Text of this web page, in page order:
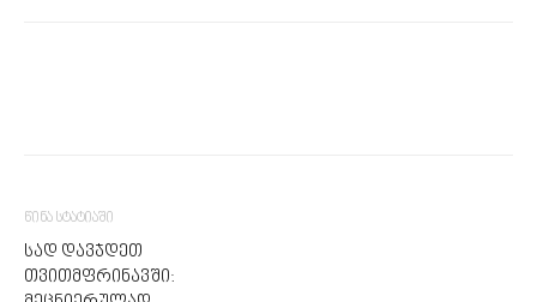
წინა სტატიაში
სად დავჯდეთ
თვითმფრინავში: